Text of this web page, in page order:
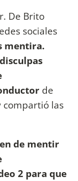
De Brito
sociales
mentira.
de
compartió las
de mentir
2 para que